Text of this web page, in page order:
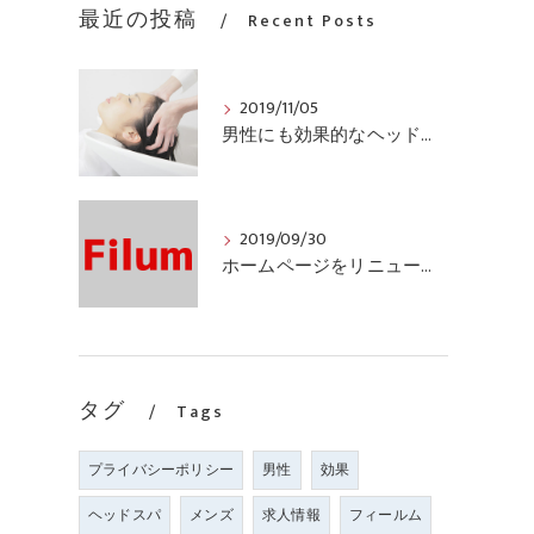
最近の投稿 Recent Posts
2019/11/05
男性にも効果的なヘッドスパもしています
2019/09/30
ホームページをリニューアルしました
タグ Tags
プライバシーポリシー 男性
効果
ヘッドスパ
メンズ 求人情報 フィールム